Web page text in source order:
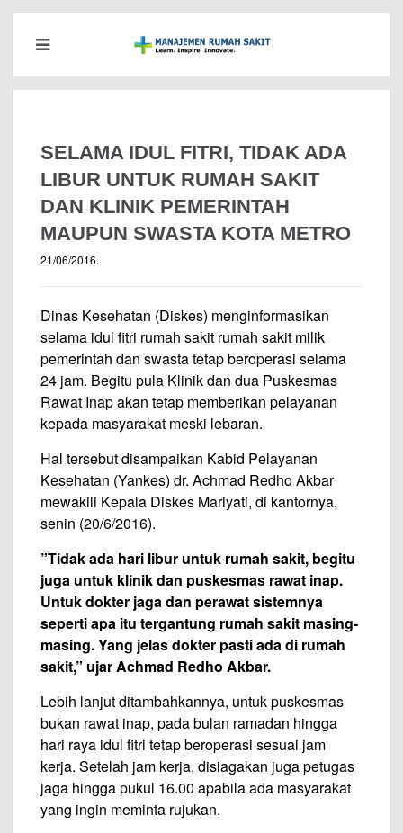
SELAMA IDUL FITRI, TIDAK ADA
LIBUR UNTUK RUMAH SAKIT
DAN KLINIK PEMERINTAH
MAUPUN SWASTA KOTA METRO
21/06/2016.
Dinas Kesehatan (Diskes) menginformasikan
selama idul fitri rumah sakit rumah sakit milik
pemerintah dan swasta tetap beroperasi selama
24 jam. Begitu pula Klinik dan dua Puskesmas
Rawat Inap akan tetap memberikan pelayanan
kepada masyarakat meski lebaran.
Hal tersebut disampaikan Kabid Pelayanan
Kesehatan (Yankes) dr. Achmad Redho Akbar
mewakili Kepala Diskes Mariyati, di kantornya,
senin (20/6/2016).
”Tidak ada hari libur untuk rumah sakit, begitu
juga untuk klinik dan puskesmas rawat inap.
Untuk dokter jaga dan perawat sistemnya
seperti apa itu tergantung rumah sakit masing-
masing. Yang jelas dokter pasti ada di rumah
sakit,” ujar Achmad Redho Akbar.
Lebih lanjut ditambahkannya, untuk puskesmas
bukan rawat inap, pada bulan ramadan hingga
hari raya idul fitri tetap beroperasi sesuai jam
kerja. Setelah jam kerja, disiagakan juga petugas
jaga hingga pukul 16.00 apabila ada masyarakat
yang ingin meminta rujukan.